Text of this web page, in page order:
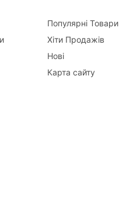
Популярні Товари
Хіти Продажів
Нові
Карта сайту